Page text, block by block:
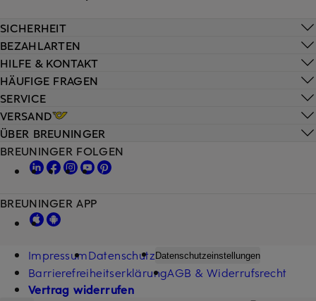
HILFE & KONTAKT
HÄUFIGE FRAGEN
SERVICE
VERSAND
SICHERHEIT
BEZAHLARTEN
ÜBER BREUNINGER
BREUNINGER FOLGEN
BREUNINGER APP
ImpressumDatenschutzDatenschutzeinstellungen
BarrierefreiheitserklärungAGB & Widerrufsrecht
Vertrag widerrufen